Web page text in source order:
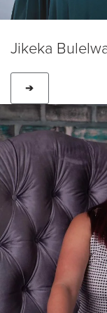
Jikeka
➔